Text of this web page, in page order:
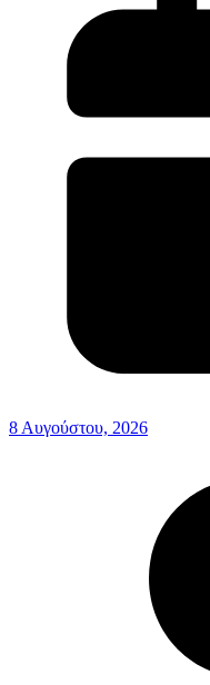
8 Αυγούστου, 2026